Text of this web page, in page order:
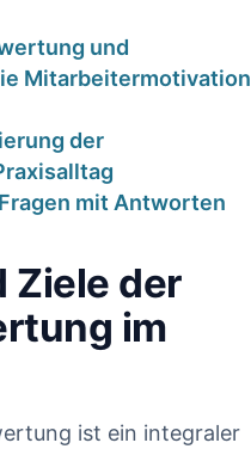
und
Mitarbeitermotivation
der
mit Antworten
Ziele der
im
⁣ist ⁤ein integraler